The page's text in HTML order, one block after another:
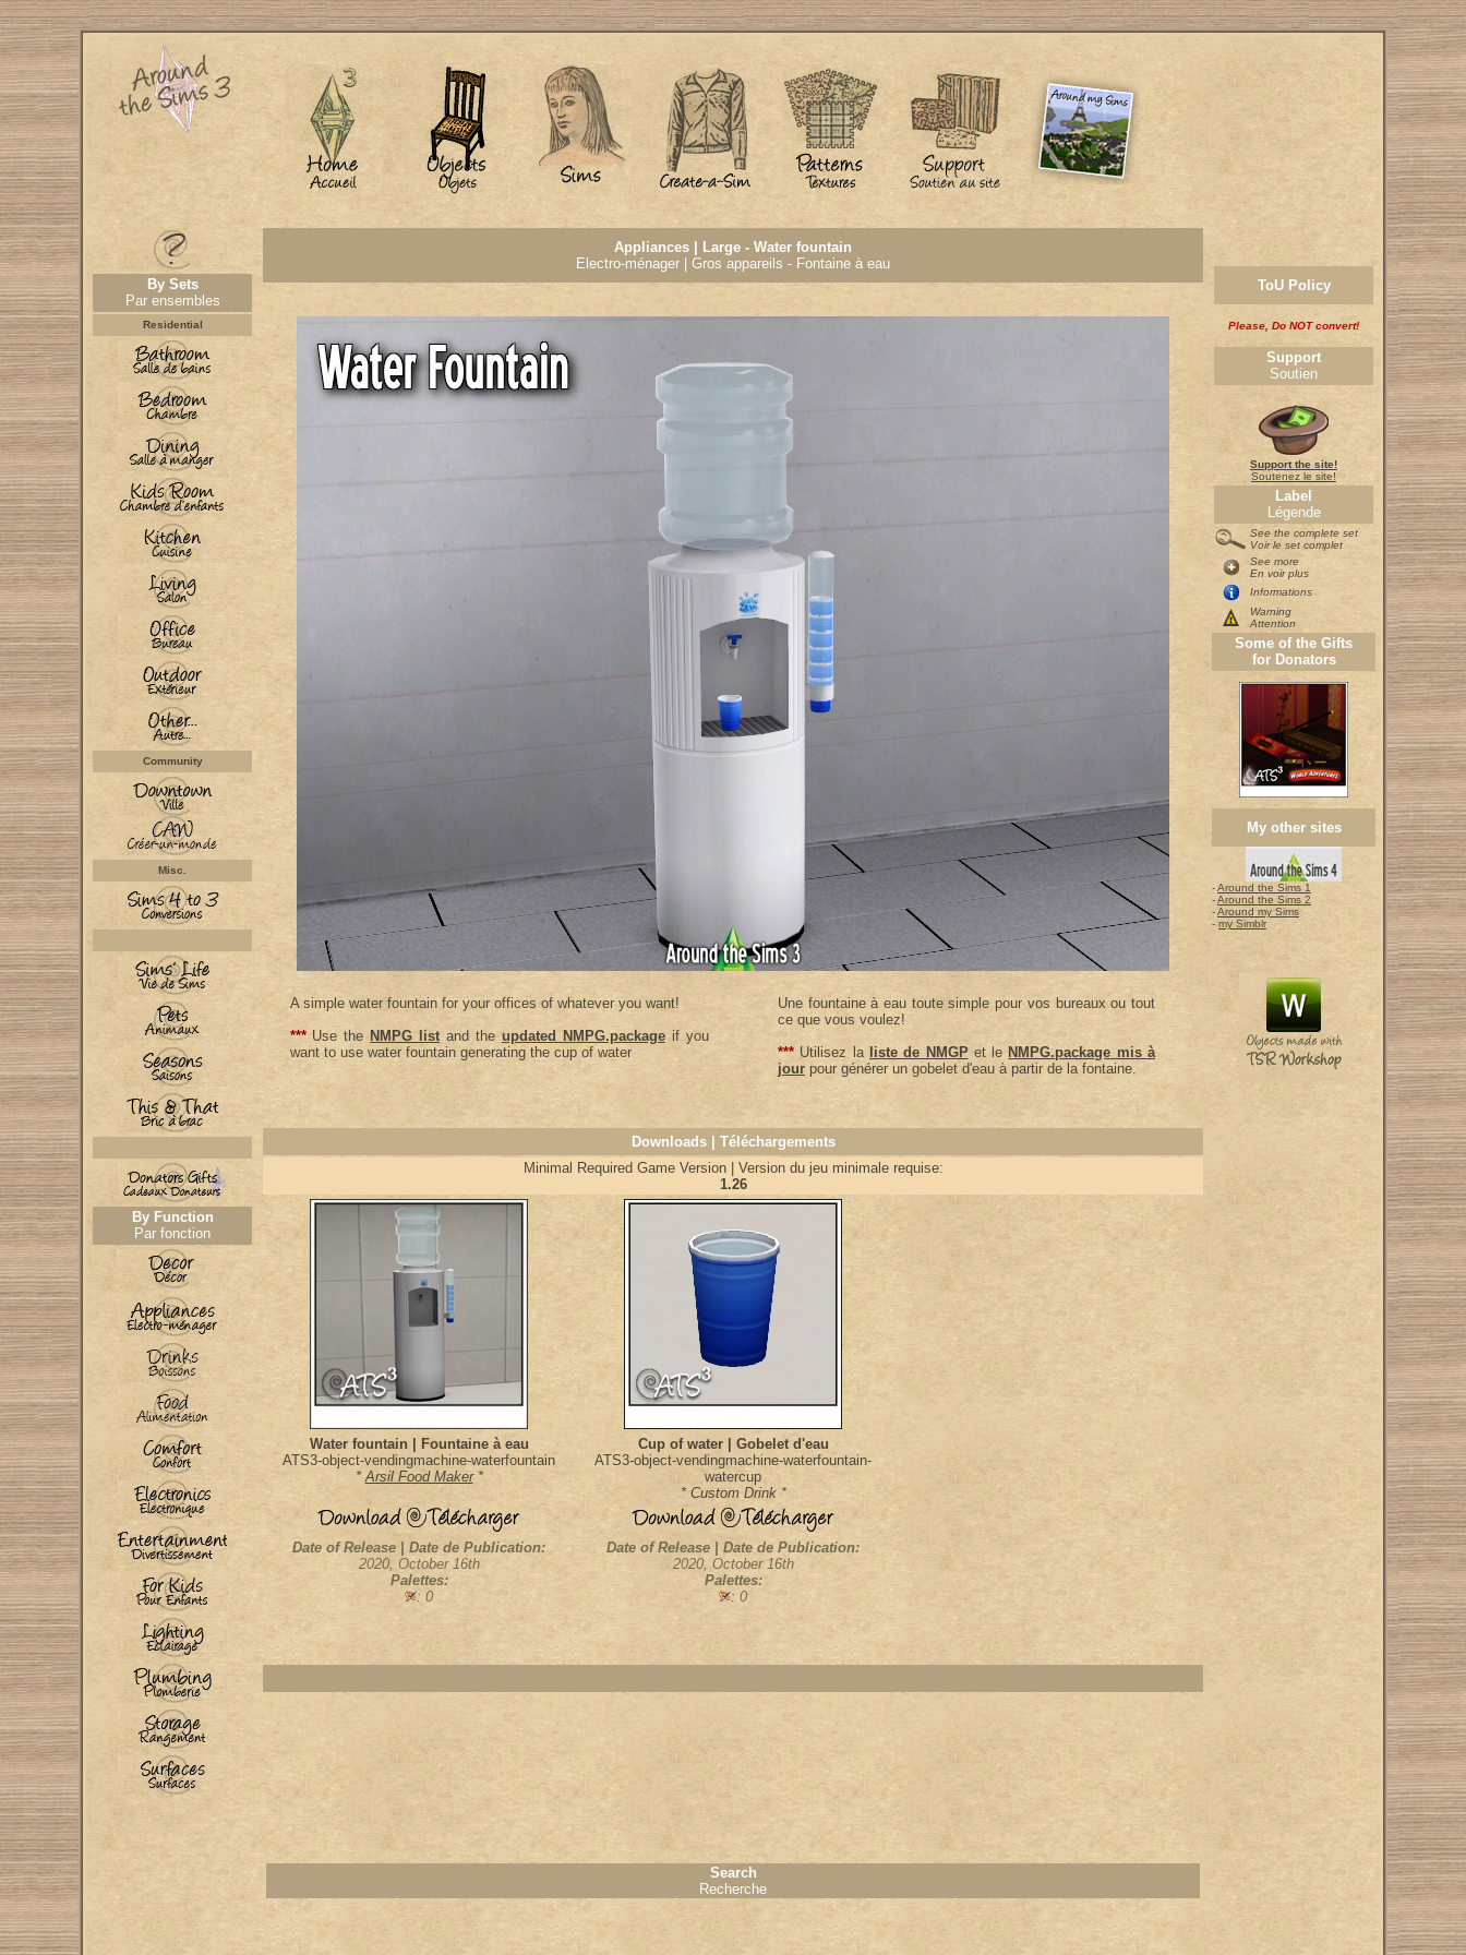
By Sets
Par ensembles
Residential
Community
Misc.
By Function
Par fonction
Appliances | Large - Water fountain
Electro-ménager | Gros appareils - Fontaine à eau
A simple water fountain for your offices of whatever you want!
***Use the NMPG listand the updated NMPG.packageif you
want to use water fountain generating the cup of water
Une fountaine à eau toute simple pour vos bureaux ou tout
ce que vous voulez!
*** Utilisez la liste de NMGPet le NMPG.package mis à
jour pour générer un gobelet d'eau à partir de la fontaine.
Downloads | Téléchargements
Minimal Required Game Version | Version du jeu minimale requise:
1.26
Water fountain | Fountaine à eau
ATS3-object-vendingmachine-waterfountain
*Arsil Food Maker*
Cup of water | Gobelet d'eau
ATS3-object-vendingmachine-waterfountain-
watercup
* Custom Drink *
Date of Release | Date de Publication:
2020, October 16th
Palettes:
: 0
Date of Release | Date de Publication:
2020, October 16th
Palettes:
: 0
ToU Policy
Please, Do NOT convert!
Support
Soutien
Support the site!
Soutenez le site!
Label
Légende
See the complete set
Voir le set complet
See more
En voir plus
Informations
Warning
Attention
Some of the Gifts
for Donators
My other sites
-Around the Sims 1
-Around the Sims 2
-Around my Sims
- my Simblr
Search
Recherche